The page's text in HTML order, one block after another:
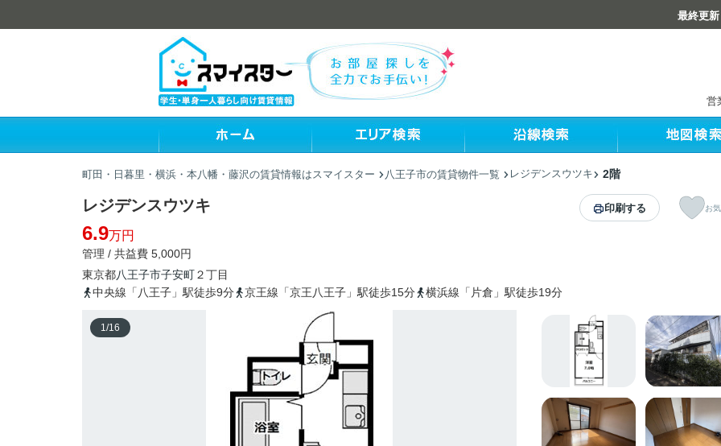
最終更
営
町田・日暮里・横浜・本八幡・藤沢の賃貸情報はスマイスター 八王子市の賃貸物件一覧 レジデンスウツキ 2階
レジデンスウツキ
6.9万円
管理 / 共益費 5,000円
東京都八王子市子安町２丁目
中央線「八王子」駅徒歩9分
京王線「京王八王子」駅徒歩15分 横浜線「片倉」駅徒歩19分
印刷する お
1/16